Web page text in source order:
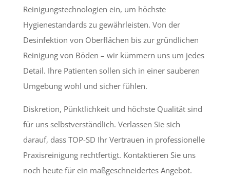
Reinigungstechnologien ein, um höchste
Hygienestandards zu gewährleisten. Von der
Desinfektion von Oberflächen bis zur gründlichen
Reinigung von Böden – wir kümmern uns um jedes
Detail. Ihre Patienten sollen sich in einer sauberen
Umgebung wohl und sicher fühlen.
Diskretion, Pünktlichkeit und höchste Qualität sind
für uns selbstverständlich. Verlassen Sie sich
darauf, dass TOP-SD Ihr Vertrauen in professionelle
Praxisreinigung rechtfertigt. Kontaktieren Sie uns
noch heute für ein maßgeschneidertes Angebot.